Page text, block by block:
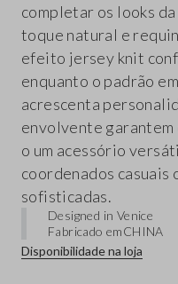
completar os looks
toque natural e
efeito jersey knit
enquanto o padrão
acrescenta
envolvente
o um acessório
coordenados casuais
sofisticadas.
Designed in Venice
Fabricado emCHINA
Disponibilidade na loja